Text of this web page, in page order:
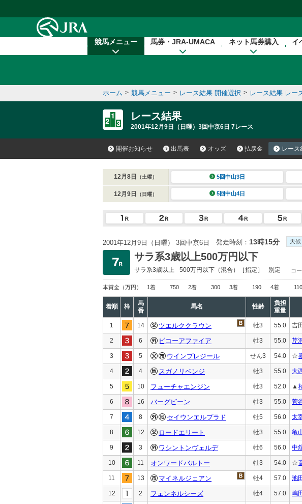
競馬メニュー 馬券・JRA-UMACA ネット馬券購入 イ
ホーム > 競馬メニュー > レース結果 開催選択 > レース結果 レー
レース結果
2001年12月9日（日曜）3回中京6日 7レース
開催お知らせ 出馬表 オッズ 払戻金 レース
12月8日 （土曜） 5回中山3日
12月9日 （日曜） 5回中山4日
2001年12月9日（日曜） 3回中京6日 発走時刻： 13時15分 天候
サラ系3歳以上500万円以下
サラ系3歳以上 500万円以下 （混合）［指定］ 別定 コ
本賞金 （万円） 1着 750 2着 300 3着 190 4着 110
着順 枠
馬
番
馬名 性齢
負担
重量
1 14 ツエルククラウン 牡3 55.0 吉
2 6 ビコーアファイア 牡3 55.0 芹
3 5 ウインプレジール せん3 54.0 ☆
4 4 スガノリベンジ 牡3 55.0 大
5 10 フューチャエンジン 牡3 52.0 ▲
6 16 バーグビーン 牡3 55.0 菅
7 8 セイウンエルプラド 牡5 56.0 太
8 12 ロードエリート 牡3 55.0 亀
9 3 ワシントンヴェルデ 牡6 56.0 中
10 11 オンワードバルトー 牡3 54.0 ☆
11 13 マイネルジェアン 牡4 57.0 池
12 2 フェンネルシーズ 牡4 57.0 嶋